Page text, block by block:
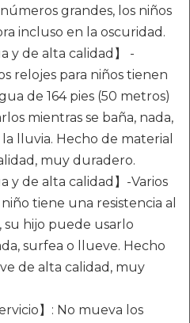
grandes, los niños
incluso en la oscuridad.
y de alta calidad】 -
relojes para niños tienen
de 164 pies (50 metros)
mientras se baña, nada,
lluvia. Hecho de material
muy duradero.
y de alta calidad】-Varios
tiene una resistencia al
su hijo puede usarlo
surfea o llueve. Hecho
de alta calidad, muy
】: No mueva los